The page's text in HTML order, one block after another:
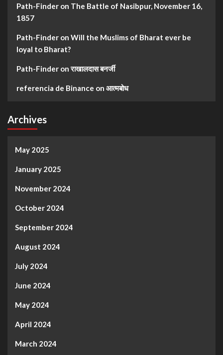
Path-Finder on The Battle of Nasibpur, November 16,
1857
Path-Finder on Will the Muslims of Bharat ever be
loyal to Bharat?
Path-Finder onराखालदास बनर्जी
referencia de Binance on आत्मबोध
Archives
May 2025
January 2025
November 2024
October 2024
September 2024
August 2024
July 2024
June 2024
May 2024
April 2024
March 2024